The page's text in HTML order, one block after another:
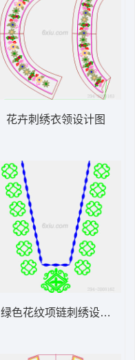
花卉刺绣衣领设计图
绿色花纹项链刺绣设计图